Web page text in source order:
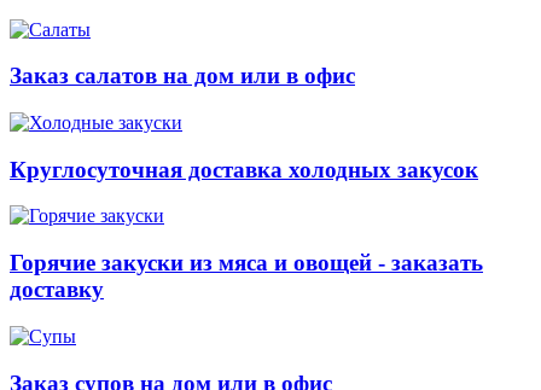
Заказ салатов на дом или в офис
Круглосуточная доставка холодных закусок
Горячие закуски из мяса и овощей - заказать
доставку
Заказ супов на дом или в офис